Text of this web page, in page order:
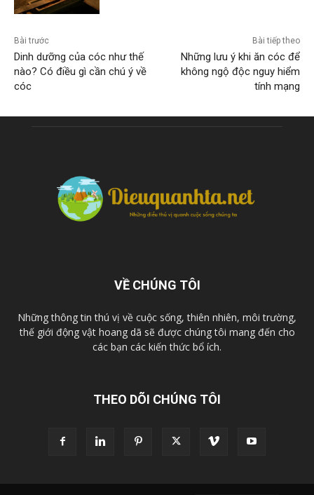
Bài trước
Dinh dưỡng của cóc như thế
nào? Có điều gì cần chú ý về
cóc
Bài tiếp theo
Những lưu ý khi ăn cóc để
không ngộ độc nguy hiểm
tính mạng
VỀ CHÚNG TÔI
Những thông tin thú vị về cuộc sống, thiên nhiên, môi trường,
thế giới động vật hoang dã sẽ được chúng tôi mang đến cho
các bạn các kiến thức bổ ích.
THEO DÕI CHÚNG TÔI